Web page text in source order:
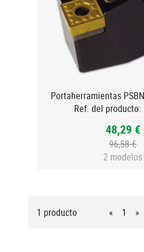
Portaherramientas
Ref. del producto:
48,29 €
96,58 €
2 modelos
1 producto « 1 »